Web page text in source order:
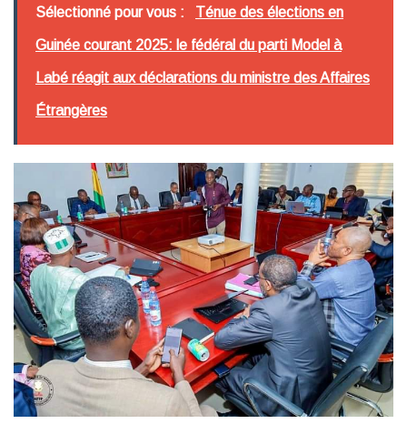
Sélectionné pour vous : Ténue des élections en
Guinée courant 2025: le fédéral du parti Model à
Labé réagit aux déclarations du ministre des Affaires
Étrangères